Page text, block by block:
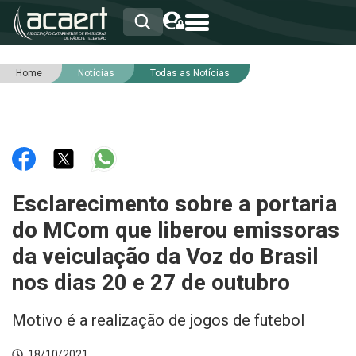
HOME
RNA
NOTÍCIAS
SERVIÇOS
INTEGRIDADE
Home Notícias Todas as Notícias
Esclarecimento sobre a portaria
do MCom que liberou emissoras
da veiculação da Voz do Brasil
nos dias 20 e 27 de outubro
Motivo é a realização de jogos de futebol